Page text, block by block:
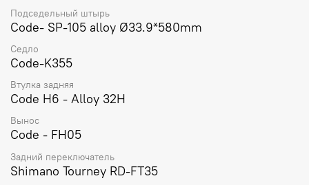
Подседельный штырь
Code- SP-105 alloy Ø33.9*580mm
Седло
Code-K355
Втулка задняя
Code H6 - Alloy 32H
Вынос
Code - FH05
Задний переключатель
Shimano Tourney RD-FT35